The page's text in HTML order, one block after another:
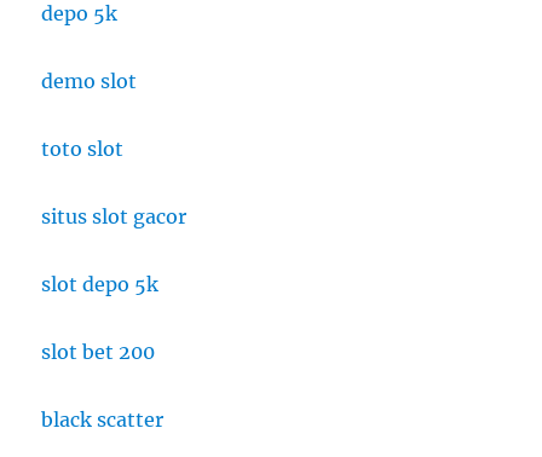
depo 5k
demo slot
toto slot
situs slot gacor
slot depo 5k
slot bet 200
black scatter